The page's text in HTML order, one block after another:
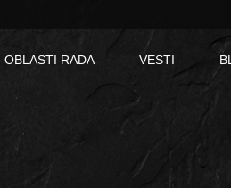
OBLASTI RADA VESTI
ENGLISH